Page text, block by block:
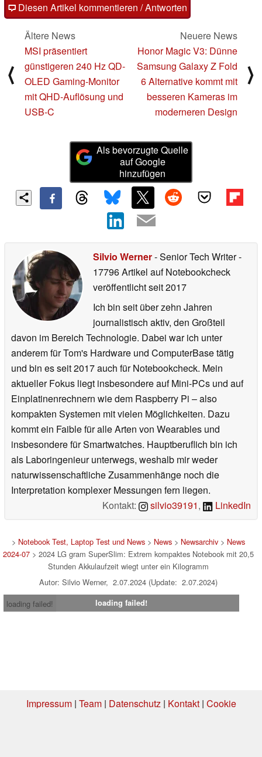
Diesen Artikel kommentieren / Antworten
⟨
Ältere News
MSI präsentiert
günstigeren 240 Hz QD-
OLED Gaming-Monitor
mit QHD-Auflösung und
USB-C
Neuere News
Honor Magic V3: Dünne
Samsung Galaxy Z Fold
6 Alternative kommt mit
besseren Kameras im
moderneren Design
⟩
Als bevorzugte Quelle
auf Google
hinzufügen
Silvio Werner- Senior Tech Writer-
17796 Artikel auf Notebookcheck
veröffentlichtseit 2017
Ich bin seit über zehn Jahren
journalistisch aktiv, den Großteil
davon im Bereich Technologie. Dabei war ich unter
anderem für Tom's Hardware und ComputerBase tätig
und bin es seit 2017 auch für Notebookcheck. Mein
aktueller Fokus liegt insbesondere auf Mini-PCs und auf
Einplatinenrechnern wie dem Raspberry Pi – also
kompakten Systemen mit vielen Möglichkeiten. Dazu
kommt ein Faible für alle Arten von Wearables und
insbesondere für Smartwatches. Hauptberuflich bin ich
als Laboringenieur unterwegs, weshalb mir weder
naturwissenschaftliche Zusammenhänge noch die
Interpretation komplexer Messungen fern liegen.
Kontakt:
silvio39191, LinkedIn
> Notebook Test, Laptop Test und News> News> Newsarchiv> News
2024-07> 2024 LG gram SuperSlim: Extrem kompaktes Notebook mit 20,5
Stunden Akkulaufzeit wiegt unter ein Kilogramm
Autor: Silvio Werner, 2.07.2024 (Update: 2.07.2024)
loading failed!
loading failed!
Impressum| Team| Datenschutz| Kontakt| Cookie